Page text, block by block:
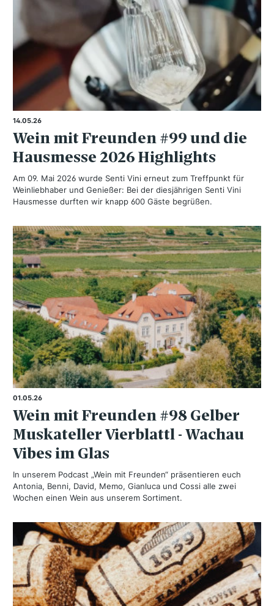
14.05.26
Wein mit Freunden #99 und die
Hausmesse 2026 Highlights
Am 09. Mai 2026 wurde Senti Vini erneut zum Treffpunkt für
Weinliebhaber und Genießer: Bei der diesjährigen Senti Vini
Hausmesse durften wir knapp 600 Gäste begrüßen.
01.05.26
Wein mit Freunden #98 Gelber
Muskateller Vierblattl - Wachau
Vibes im Glas
In unserem Podcast „Wein mit Freunden“ präsentieren euch
Antonia, Benni, David, Memo, Gianluca und Cossi alle zwei
Wochen einen Wein aus unserem Sortiment.